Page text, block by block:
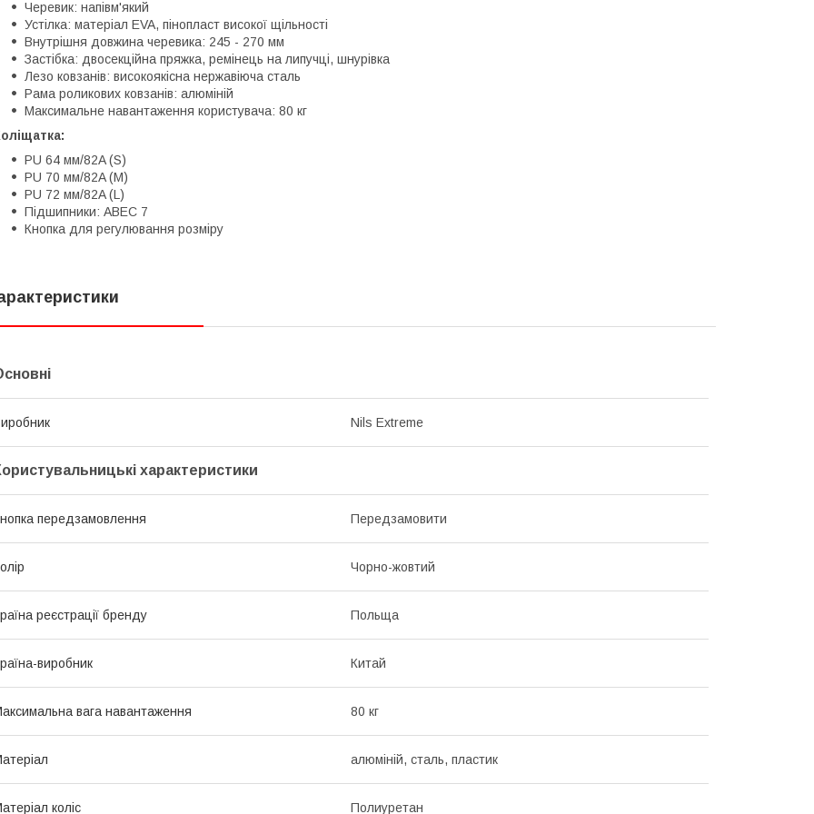
Черевик: напівм'який
Устілка: матеріал EVA, пінопласт високої щільності
Внутрішня довжина черевика: 245 - 270 мм
Застібка: двосекційна пряжка, ремінець на липучці, шнурівка
Лезо ковзанів: високоякісна нержавіюча сталь
Рама роликових ковзанів: алюміній
Максимальне навантаження користувача: 80 кг
PU 64 мм/82A (S)
PU 70 мм/82A (M)
PU 72 мм/82A (L)
Підшипники: ABEC 7
Кнопка для регулювання розміру
Nils Extreme
характеристики
передзамовлення Передзамовити
Чорно-жовтий
реєстрації бренду Польща
виробник Китай
вага навантаження 80 кг
алюміній, сталь, пластик
коліс Полиуретан